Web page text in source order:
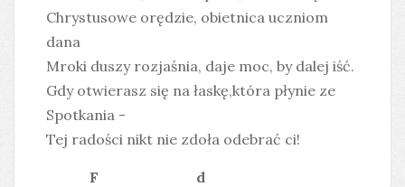
Chrystusowe orędzie, obietnica uczniom
dana
Mroki duszy rozjaśnia, daje moc, by dalej iść.
Gdy otwierasz się na łaskę,która płynie ze
Spotkania -
Tej radości nikt nie zdoła odebrać ci!
F d